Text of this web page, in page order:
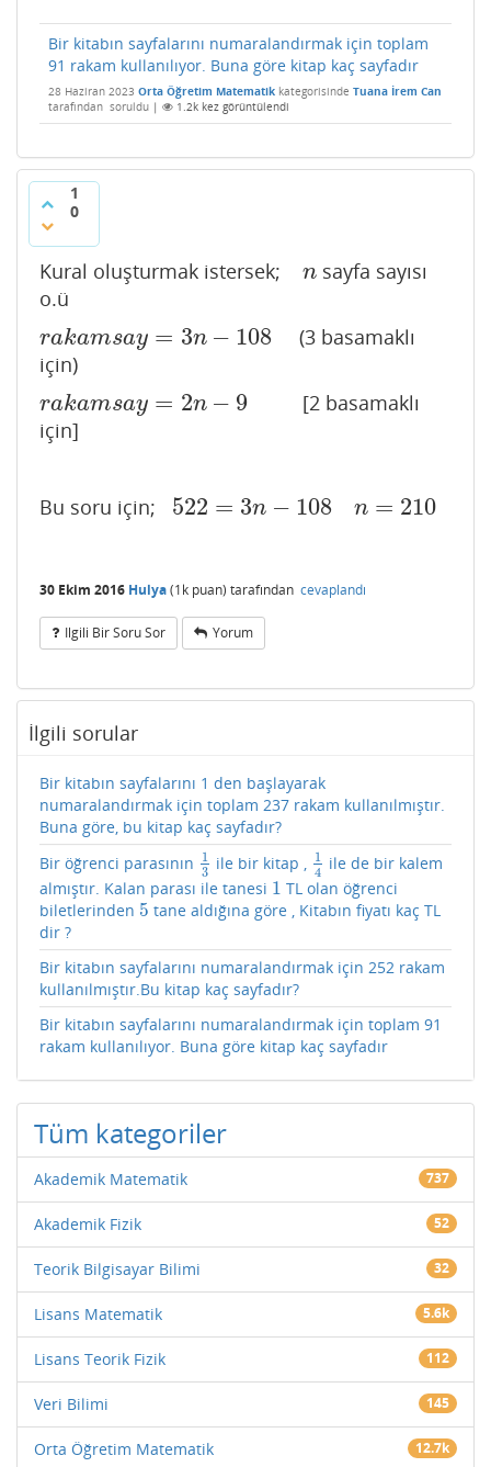
Bir kitabın sayfalarını numaralandırmak için toplam
91 rakam kullanılıyor. Buna göre kitap kaç sayfadır
28 Haziran 2023 Orta Öğretim Matematik kategorisinde Tuana İrem Can
tarafından soruldu | 1.2k kez görüntülendi
1
0
Kural oluşturmak istersek; n
nsayfa sayısı
o.ü
rakamsay = 3n − 108
rakamsay=3 n− 108
(3 basamaklı
için)
rakamsay = 2n − 9
rakamsay=2 n− 9
[2 basamaklı
için]
Bu soru için; 522 = 3n − 108
522= 3n −108 n = 210
n=210
30 Ekim 2016 Hulya(1k puan) tarafından cevaplandı
Ilgili Bir Soru Sor Yorum
İlgili sorular
Bir kitabın sayfalarını 1 den başlayarak
numaralandırmak için toplam 237 rakam kullanılmıştır.
Buna göre, bu kitap kaç sayfadır?
Bir öğrenci parasının
1
3
13 ile bir kitap , 1
4
14 ile de bir kalem
almıştır. Kalan parası ile tanesi 1
1 TL olan öğrenci
biletlerinden 5
5 tane aldığına göre , Kitabın fiyatı kaç TL
dir ?
Bir kitabın sayfalarını numaralandırmak için 252 rakam
kullanılmıştır.Bu kitap kaç sayfadır?
Bir kitabın sayfalarını numaralandırmak için toplam 91
rakam kullanılıyor. Buna göre kitap kaç sayfadır
Tüm kategoriler
Akademik Matematik 737
Akademik Fizik 52
Teorik Bilgisayar Bilimi 32
Lisans Matematik 5.6k
Lisans Teorik Fizik 112
Veri Bilimi 145
Orta Öğretim Matematik 12.7k